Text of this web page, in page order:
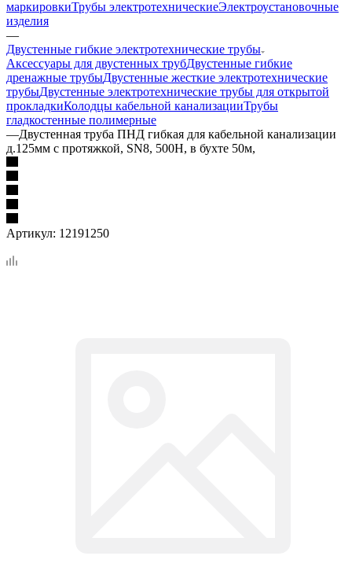
маркировкиТрубы электротехническиеЭлектроустановочные
изделия
—
Двустенные гибкие электротехнические трубы
Аксессуары для двустенных трубДвустенные гибкие
дренажные трубыДвустенные жесткие электротехнические
трубыДвустенные электротехнические трубы для открытой
прокладкиКолодцы кабельной канализацииТрубы
гладкостенные полимерные
—Двустенная труба ПНД гибкая для кабельной канализации
д.125мм с протяжкой, SN8, 500Н, в бухте 50м,
Артикул: 12191250